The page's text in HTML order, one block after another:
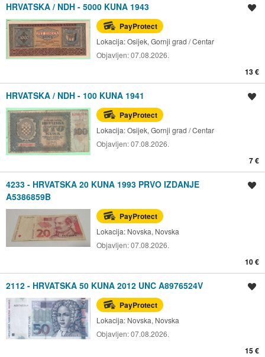
HRVATSKA / NDH - 5000 KUNA 1943
PayProtect
Lokacija:Osijek, Gornji grad / Centar
Objavljen:07.08.2026.
13 €
HRVATSKA / NDH - 100 KUNA 1941
PayProtect
Lokacija:Osijek, Gornji grad / Centar
Objavljen:07.08.2026.
7 €
4233 - HRVATSKA 20 KUNA 1993 PRVO IZDANJE
A5386859B
PayProtect
Lokacija: Novska, Novska
Objavljen:07.08.2026.
10 €
2112 - HRVATSKA 50 KUNA 2012 UNC A8976524V
PayProtect
Lokacija: Novska, Novska
Objavljen:07.08.2026.
15 €